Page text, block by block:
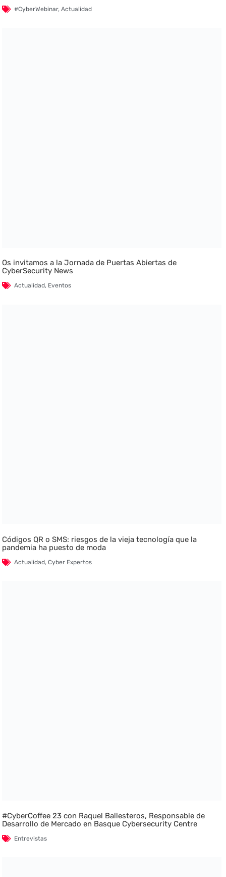
#CyberWebinar,Actualidad
Os invitamos a la Jornada de Puertas Abiertas de
CyberSecurity News
Actualidad, Eventos
Códigos QR o SMS: riesgos de la vieja tecnología que la
pandemia ha puesto de moda
Actualidad,Cyber Expertos
#CyberCoffee 23 con Raquel Ballesteros, Responsable de
Desarrollo de Mercado en Basque Cybersecurity Centre
Entrevistas